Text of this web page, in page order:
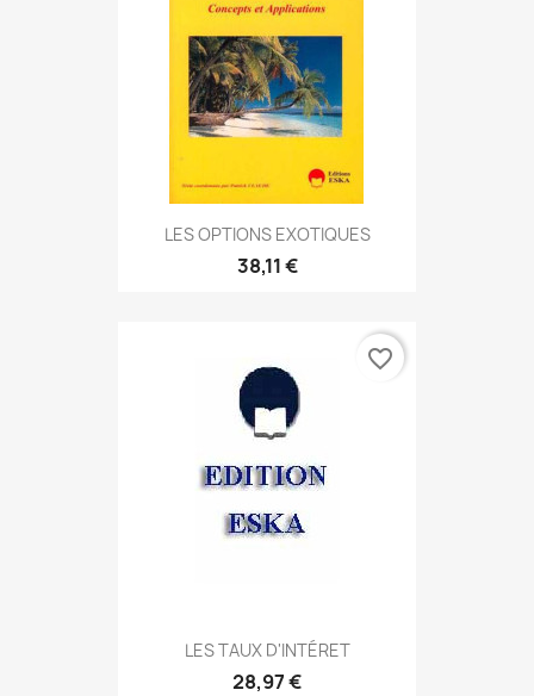
LES OPTIONS EXOTIQUES
38,11 €
LES TAUX D'INTÉRET
28,97 €
favorite_border